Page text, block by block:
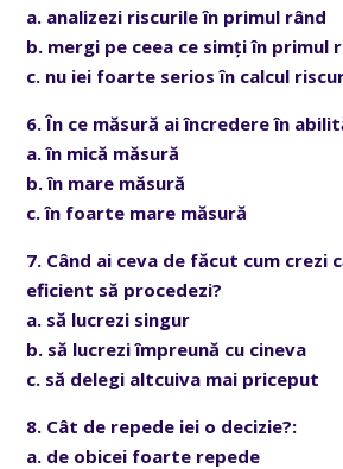
a. analizezi riscurile în primul rând
b. mergi pe ceea ce simți în primul
c. nu iei foarte serios în calcul
6. În ce măsură ai încredere în
a. în mică măsură
b. în mare măsură
c. în foarte mare măsură
7. Când ai ceva de făcut cum crezi
eficient să procedezi?
a. să lucrezi singur
b. să lucrezi împreună cu cineva
c. să delegi altcuiva mai priceput
8. Cât de repede iei o decizie?:
a. de obicei foarte repede